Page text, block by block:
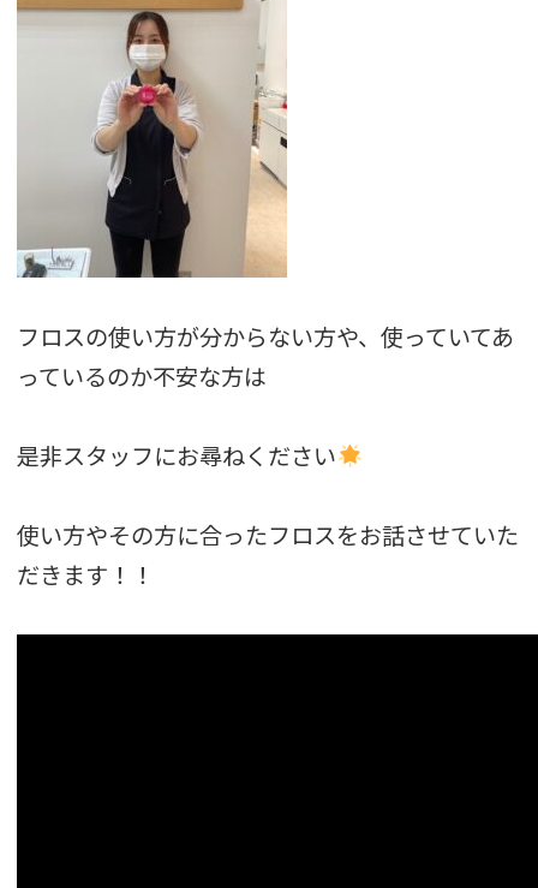
フロスの使い方が分からない方や、使っていてあ
っているのか不安な方は
是非スタッフにお尋ねください
使い方やその方に合ったフロスをお話させていた
だきます！！